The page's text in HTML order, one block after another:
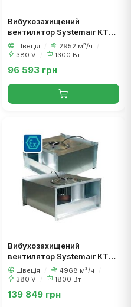
Вибухозахищений
вентилятор Systemair KTEX
60-30-4
Швеція 2952 м³/ч
380 V
1300 Вт
96 593 грн
Вибухозахищений
вентилятор Systemair KTEX
70-40-6
Швеція 4968 м³/ч
380 V
1800 Вт
139 849 грн